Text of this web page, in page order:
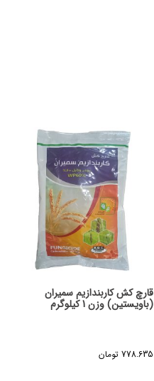
قارچ کش کاربندازیم سمیران
(باویستین) وزن 1 کیلوگرم
778.635 تومان